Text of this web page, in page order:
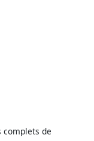
complets de